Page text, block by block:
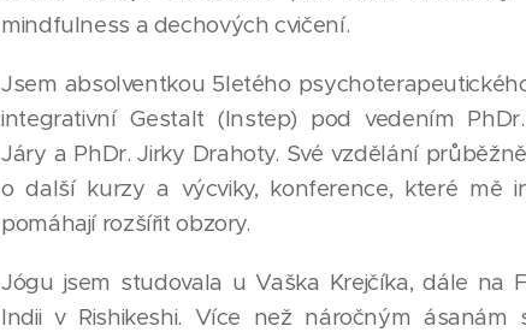
mindfulness a dechových cvičení.
Jsem absolventkou 5letého
integrativní Gestalt (Instep) pod vedením
Járy a PhDr. Jirky Drahoty. Své vzdělání
o další kurzy a výcviky, konference, které mě
pomáhají rozšířit obzory.
Jógu jsem studovala u Vaška Krejčíka, dále na
Indii v Rishikeshi. Více než náročným ásanám